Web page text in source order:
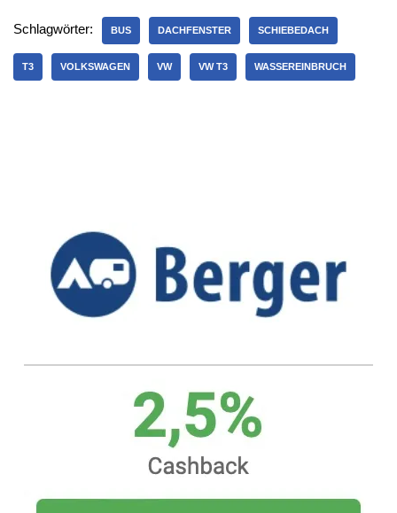
Schlagwörter: BUS DACHFENSTER SCHIEBEDACH
T3 VOLKSWAGEN VW VW T3 WASSEREINBRUCH